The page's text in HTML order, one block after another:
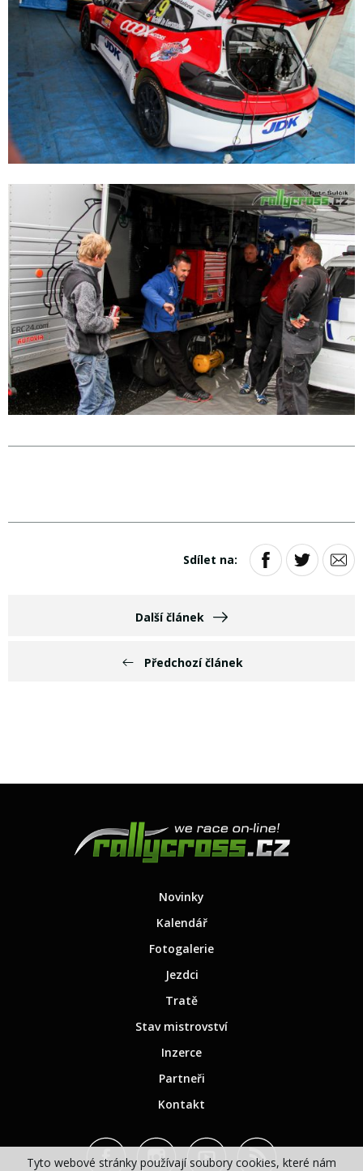
Tyto webové stránky používají soubory cookies, které nám
Předchozí článek
Sdílet na:
Další článek
Novinky
Kalendář
Fotogalerie
Jezdci
Tratě
Stav mistrovství
Inzerce
Partneři
Kontakt